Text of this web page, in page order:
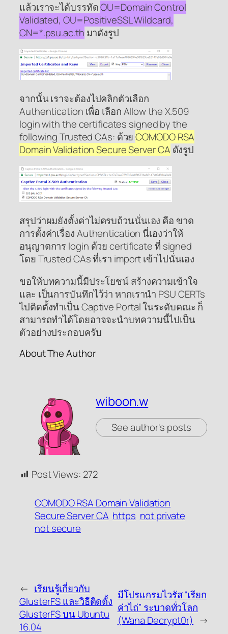
แล้วเราจะได้บรรทัดOU=Domain Control
Validated, OU=PositiveSSL Wildcard,
CN=*.psu.ac.th มาดังรูป
จากนั้น เราจะต้องไปคลิกตัวเลือก
Authentication เพื่อ เลือก Allow the X.509
login with the certificates signed by the
following Trusted CAs: ด้วยCOMODO RSA
Domain Validation Secure Server CA ดังรูป
สรุปว่าผมยังตั้งค่าไม่ครบถ้วนนั่นเอง คือ ขาด
การตั้งค่าเรื่อง Authentication นี่เองว่าให้
อนุญาตการ login ด้วย certificate ที่ signed
โดย Trusted CAs ที่เรา import เข้าไปนั่นเอง
ขอให้บทความนี้มีประโยชน์ สร้างความเข้าใจ
และ เป็นการบันทึกไว้ว่า หากเรานำ PSU CERTs
ไปติดตั้งทำเป็น Captive Portal ในระดับคณะ ก็
สามารถทำได้โดยอาจจะนำบทความนี้ไปเป็น
ตัวอย่างประกอบครับ
About The Author
wiboon.w
See author's posts
Post Views: 272
COMODO RSA Domain Validation
Secure Server CA https not private
not secure
← เรียนรู้เกี่ยวกับ
GlusterFS และวิธีติดตั้ง
GlusterFS บน Ubuntu
16.04
มีโปรแกรมไวรัส “เรียก
ค่าไถ่” ระบาดทั่วโลก
(Wana Decrypt0r)
→